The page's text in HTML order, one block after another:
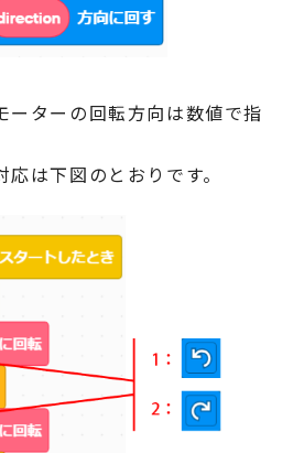
ーターの回転方向は数値で指
は下図のとおりです。